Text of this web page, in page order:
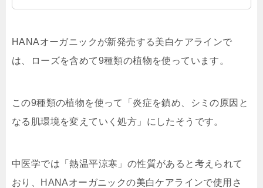
HANAオーガニックが新発売する美白ケアラインで
は、ローズを含めて9種類の植物を使っています。
この9種類の植物を使って「炎症を鎮め、シミの原因と
なる肌環境を変えていく処方 」にしたそうです。
中医学では「熱温平涼寒」の性質があると考えられて
おり、HANAオーガニックの美白ケアラインで使用さ